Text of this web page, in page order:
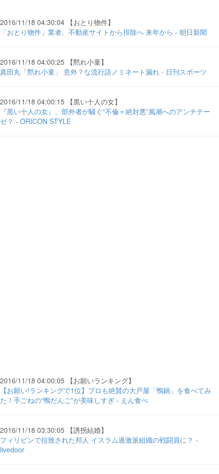
2016/11/18 04:30:04 【おとり物件】
「おとり物件」業者、不動産サイトから排除へ 来年から - 朝日新聞
2016/11/18 04:00:25 【黙れ小童】
真田丸「黙れ小童」 意外？な流行語ノミネート漏れ - 日刊スポーツ
2016/11/18 04:00:15 【黒い十人の女】
『黒い十人の女』、部外者が騒ぐ“不倫＝絶対悪”風潮へのアンチテー
ゼ？ - ORICON STYLE
2016/11/18 04:00:05 【お願いランキング】
【お願い!ランキングで1位】プロも絶賛の大戸屋「鴨鍋」を食べてみ
た！手ごねの“鴨だんご”が美味しすぎ - えん食べ
2016/11/18 03:30:05 【誘拐結婚】
フィリピンで拉致された邦人 イスラム過激派組織の戦闘員に？ -
livedoor